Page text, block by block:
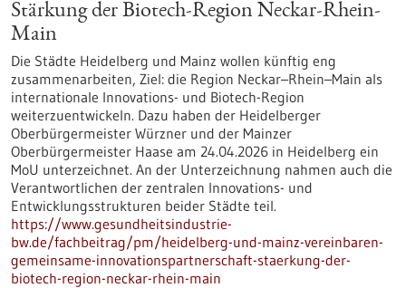
Stärkung der Biotech-Region Neckar-Rhein-
Main
Die Städte Heidelberg und Mainz wollen künftig eng
zusammenarbeiten, Ziel: die Region Neckar–Rhein–Main als
internationale Innovations- und Biotech-Region
weiterzuentwickeln. Dazu haben der Heidelberger
Oberbürgermeister Würzner und der Mainzer
Oberbürgermeister Haase am 24.04.2026 in Heidelberg ein
MoU unterzeichnet. An der Unterzeichnung nahmen auch die
Verantwortlichen der zentralen Innovations- und
Entwicklungsstrukturen beider Städte teil.
https://www.gesundheitsindustrie-
bw.de/fachbeitrag/pm/heidelberg-und-mainz-vereinbaren-
gemeinsame-innovationspartnerschaft-staerkung-der-
biotech-region-neckar-rhein-main